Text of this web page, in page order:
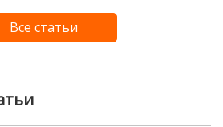
только сертифицированные
стран мира, прошедшие
обучение. ОБЯЗАТЕЛЬНО […]
Все статьи